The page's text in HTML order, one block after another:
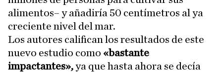
alimentos– y añadiría 50 centímetros al ya
creciente nivel del mar.
Los autores califican los resultados de este
nuevo estudio como «bastante
impactantes»,ya que hasta ahora se decía